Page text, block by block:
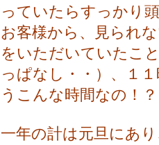
っていたらすっかり
お客様から、見られ
をいただいていたこ
っぱなし・・）、１
うこんな時間なの！
一年の計は元旦にあ